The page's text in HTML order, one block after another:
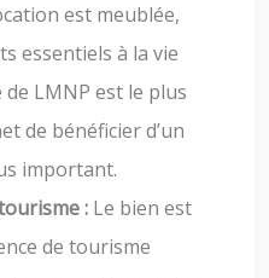
est meublée,
essentiels à la vie
LMNP est le plus
de bénéficier d’un
important.
: Le bien est
de tourisme